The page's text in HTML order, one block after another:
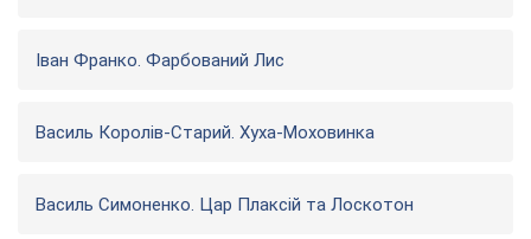
Іван Франко. Фарбований Лис
Василь Королів-Старий. Хуха­-Моховинка
Василь Симоненко. Цар Плаксій та Лоскотон